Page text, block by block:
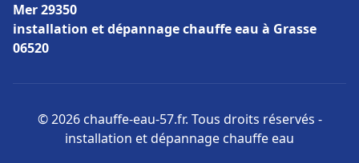
Mer 29350
installation et dépannage chauffe eau à Grasse
06520
© 2026 chauffe-eau-57.fr. Tous droits réservés -
installation et dépannage chauffe eau